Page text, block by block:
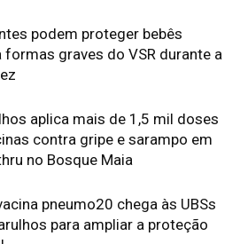
podem proteger bebês
formas graves do VSR durante a
aplica mais de 1,5 mil doses
contra gripe e sarampo em
no Bosque Maia
pneumo20 chega às UBSs
para ampliar a proteção